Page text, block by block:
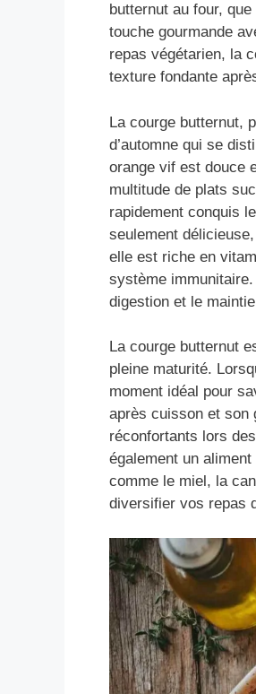
butternut au four,
touche gourmande
repas végétarien, la
texture fondante
La courge butternut,
d’automne qui se
orange vif est douce
multitude de plats
rapidement conquis
seulement
elle est riche en
système
digestion et le
La courge butternut
pleine maturité.
moment idéal pour
après cuisson et son
réconfortants lors
également un
comme le miel, la
diversifier vos repas